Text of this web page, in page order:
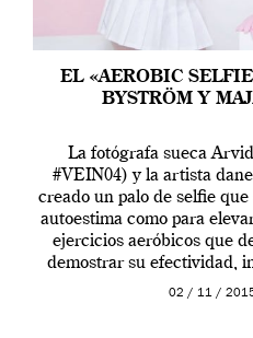
EL «AEROBIC
BYSTRÖM Y
La fotógrafa sueca
#VEIN04) y la artista
creado un palo de selfie
autoestima como para
ejercicios aeróbicos que
demostrar su efectividad,
prueba en
02 / 11 /